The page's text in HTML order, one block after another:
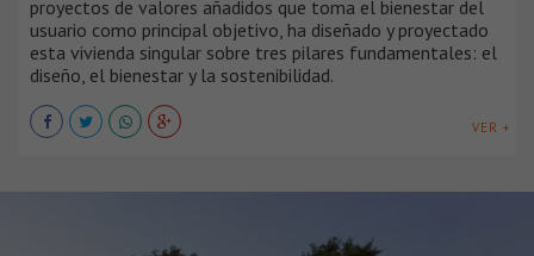
proyectos de valores añadidos que toma el bienestar del
usuario como principal objetivo, ha diseñado y proyectado
esta vivienda singular sobre tres pilares fundamentales: el
diseño, el bienestar y la sostenibilidad.
VER +